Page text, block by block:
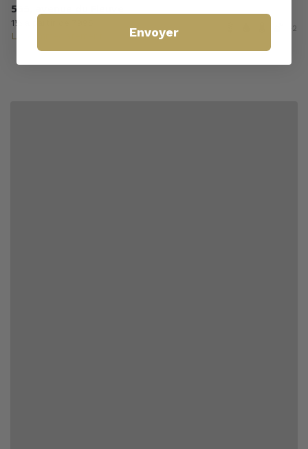
555, avenue du Fleuve
1½ à partir de 799$
Libre immédiatement
+2
Envoyer